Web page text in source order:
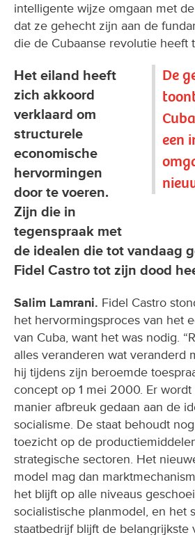
intelligente wijze omgaan met
dat ze gehecht zijn aan de
die de Cubaanse revolutie heeft
De
een
Het eiland heeft
zich akkoord
verklaard om
structurele
economische
hervormingen
door te voeren.
Zijn die in
tegenspraak met
de idealen die tot vandaag
Fidel Castro tot zijn dood
Salim Lamrani. Fidel Castro
het hervormingsproces van het
van Cuba, want het was nodig.
alles veranderen wat veranderd
hij tijdens zijn beroemde
concept op 1 mei 2000. Er
manier afbreuk gedaan aan de
socialisme. De staat behoudt
toezicht op de
strategische sectoren. Het
model mag dan
het blijft op alle niveaus
socialistische planmodel, en het
staatbedrijf blijft de belangrijkste